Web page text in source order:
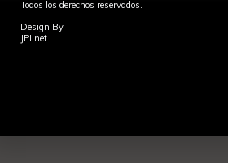
Todos los derechos reservados.
Design By
JPLnet